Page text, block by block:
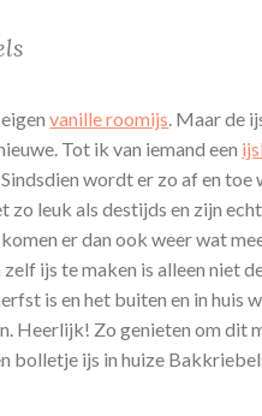
eigenvanille roomijs. Maar de
Tot ik van iemand een
wordt er zo af en toe
leuk als destijds en zijn
er dan ook weer wat
ijs te maken is alleen niet
is en het buiten en in huis
Heerlijk! Zo genieten om dit
bolletje ijs in huize